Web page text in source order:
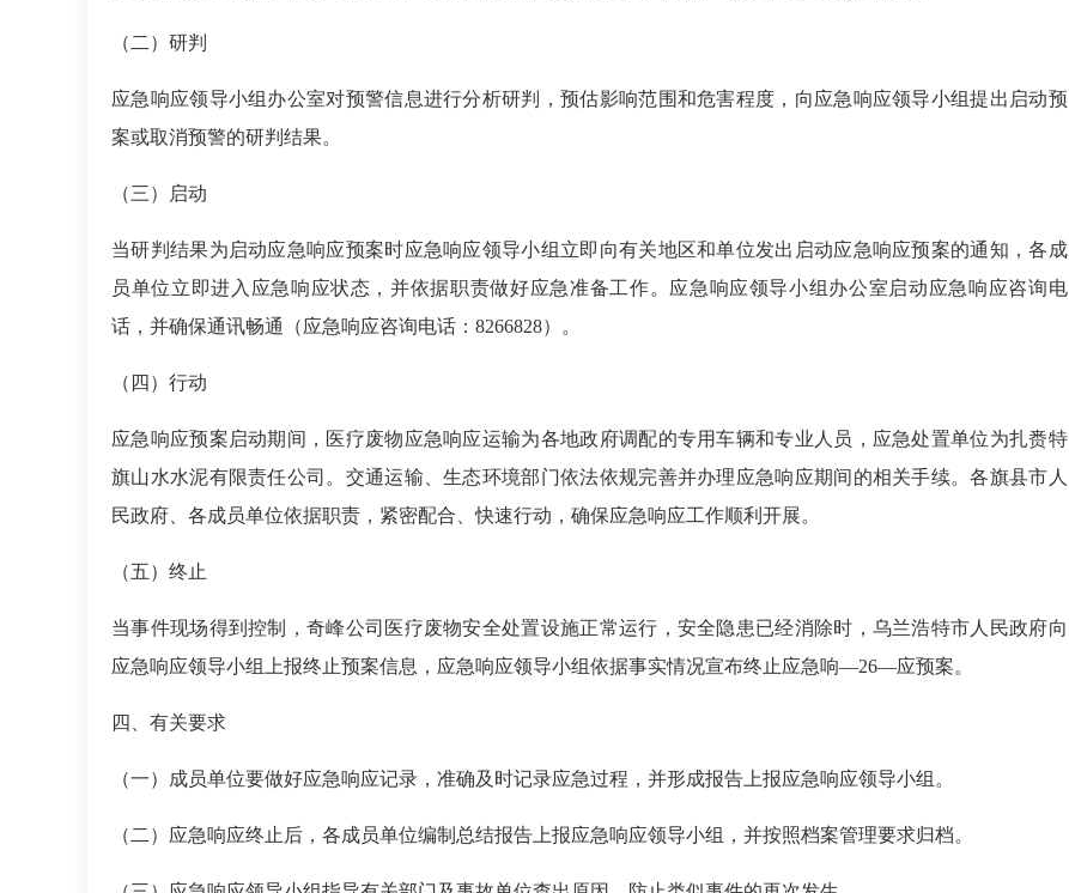
（二） 研判
应急响应领导小组办公室对预警信息进行分析研判，预估影响范围和危害程度，向应急响应领导小组提出启动预
案或取消预警的研判结果。
（三） 启动
当研判结果为启动应急响应预案时应急响应领导小组立即向有关地区和单位发出启动应急响应预案的通知，各成
员单位立即进入应急响应状态，并依据职责做好应急准备工作。应急响应领导小组办公室启动应急响应咨询电
话，并确保通讯畅通（应急响应咨询电话：8266828）。
（四） 行动
应急响应预案启动期间，医疗废物应急响应运输为各地政府调配的专用车辆和专业人员，应急处置单位为扎赉特
旗山水水泥有限责任公司。交通运输、生态环境部门依法依规完善并办理应急响应期间的相关手续。各旗县市人
民政府、各成员单位依据职责，紧密配合、快速行动，确保应急响应工作顺利开展。
（五） 终止
当事件现场得到控制，奇峰公司医疗废物安全处置设施正常运行，安全隐患已经消除时，乌兰浩特市人民政府向
应急响应领导小组上报终止预案信息，应急响应领导小组依据事实情况宣布终止应急响—26—应预案。
四、 有关要求
（一） 成员单位要做好应急响应记录，准确及时记录应急过程，并形成报告上报应急响应领导小组。
（二） 应急响应终止后，各成员单位编制总结报告上报应急响应领导小组，并按照档案管理要求归档。